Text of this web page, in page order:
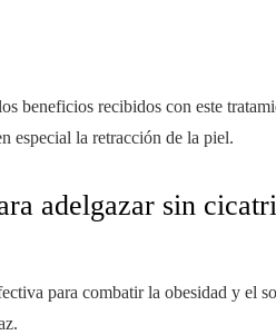
beneficios recibidos con este
especial la retracción de la piel.
adelgazar sin
para combatir la obesidad y el